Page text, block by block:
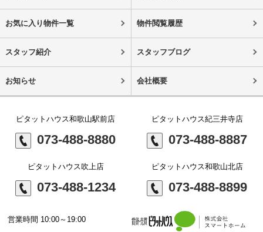
お気に入り物件一覧 物件閲覧履歴
スタッフ紹介 スタッフブログ
お知らせ 会社概要
ピタットハウス和歌山駅前店
073-488-8880
ピタットハウス紀三井寺店
073-488-8887
ピタットハウス吹上店
073-488-1234
ピタットハウス和歌山北店
073-488-8899
営業時間 10:00～19:00